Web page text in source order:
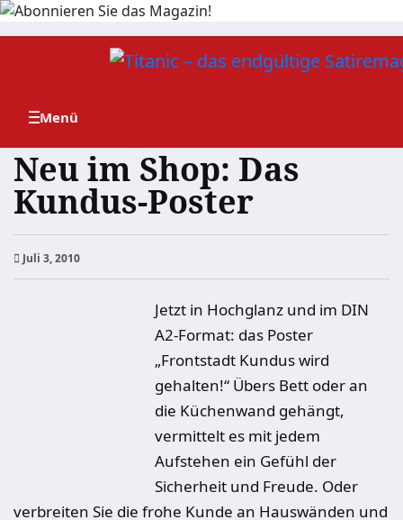
Zum
Neu im Shop: Das
Kundus-Poster
Juli 3, 2010
Jetzt in Hochglanz und im DIN
A2-Format: das Poster
„Frontstadt Kundus wird
gehalten!“ Übers Bett oder an
die Küchenwand gehängt,
vermittelt es mit jedem
Aufstehen ein Gefühl der
Sicherheit und Freude. Oder
verbreiten Sie die frohe Kunde an Hauswänden und